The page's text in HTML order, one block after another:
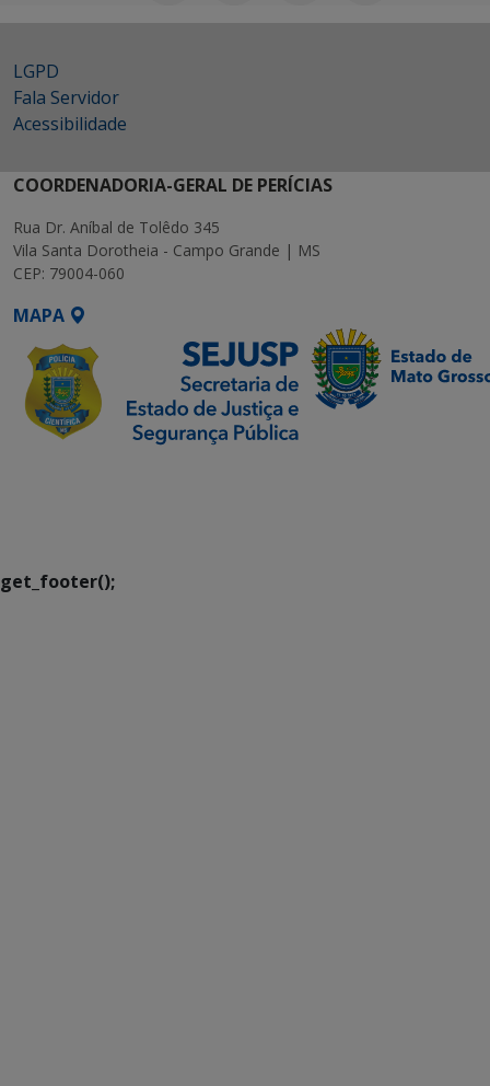
LGPD
Fala Servidor
Acessibilidade
COORDENADORIA-GERAL DE PERÍCIAS
Rua Dr. Aníbal de Tolêdo 345
Vila Santa Dorotheia - Campo Grande | MS
CEP: 79004-060
MAPA
get_footer();